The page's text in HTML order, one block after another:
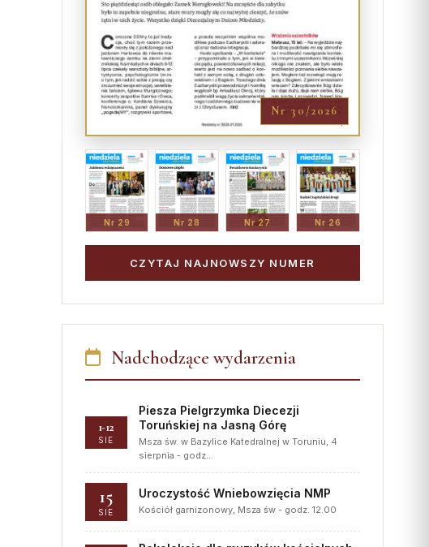
Nr 30/2026
Nr 29 Nr 28 Nr 27 Nr 26
CZYTAJ NAJNOWSZY NUMER
Nadchodzące wydarzenia
1-12
SIE
Piesza Pielgrzymka Diecezji
Toruńskiej na Jasną Górę
Msza św. w Bazylice Katedralnej w Toruniu, 4
sierpnia - godz…
15
SIE
Uroczystość Wniebowzięcia NMP
Kościół garnizonowy, Msza św - godz. 12.00